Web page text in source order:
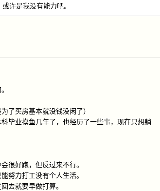
许是我没有能力吧。
了买房基本就没钱没闲了）
毕业摸鱼几年了，也经历了一些事，现在只想躺
很好跑，但反过来不行。
努力打工没有个人生活。
去就要早做打算。